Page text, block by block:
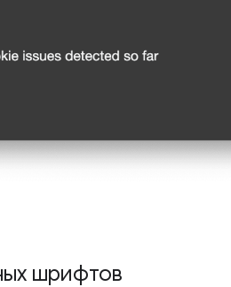
шрифтов